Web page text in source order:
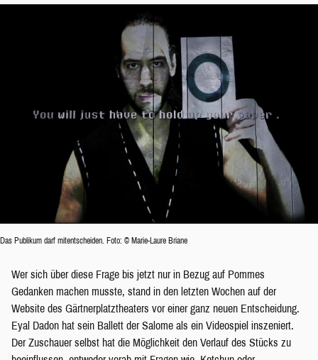
Das Publikum darf mitentscheiden. Foto: © Marie-Laure Briane
Wer sich über diese Frage bis jetzt nur in Bezug auf Pommes
Gedanken machen musste, stand in den letzten Wochen auf der
Website des Gärtnerplatztheaters vor einer ganz neuen Entscheidung.
Eyal Dadon hat sein Ballett der Salome als ein Videospiel inszeniert.
Der Zuschauer selbst hat die Möglichkeit den Verlauf des Stücks zu